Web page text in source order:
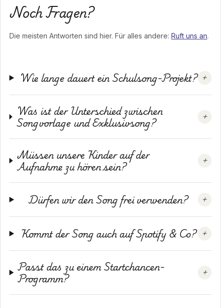
Noch Fragen?
Die meisten Antworten sind hier. Für alles andere: Ruft uns an.
Wie lange dauert ein Schulsong-Projekt? +
Was ist der Unterschied zwischen
Songvorlage und Exklusivsong? +
Müssen unsere Kinder auf der
Aufnahme zu hören sein? +
Dürfen wir den Song frei verwenden? +
Kommt der Song auch auf Spotify & Co? +
Passt das zu einem Startchancen-
Programm? +